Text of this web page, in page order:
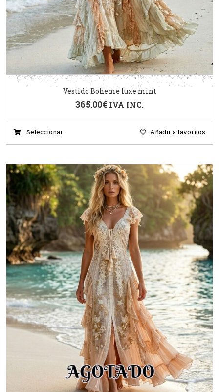
Vestido Boheme luxe mint
365.00€ IVA INC.
Seleccionar Añadir a favoritos